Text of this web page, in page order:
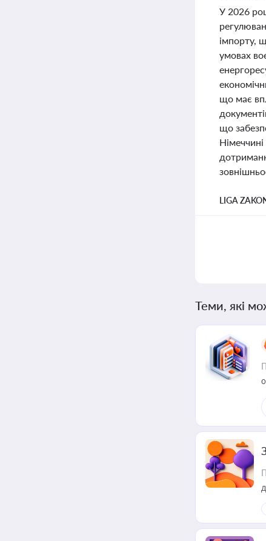
У 2026
імпорту,
умовах
що має
що
LIGA
Теми, які